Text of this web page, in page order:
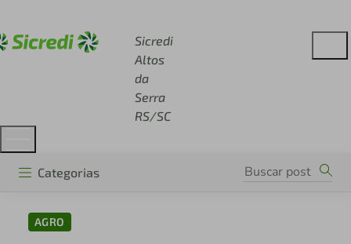
Sicredi
Altos
da
Serra
RS/SC
Categorias
AGRO